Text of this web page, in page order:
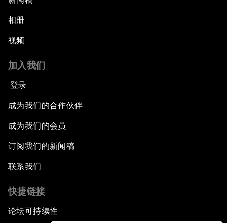
相册
视频
加入我们
登录
成为我们的合作伙伴
成为我们的会员
订阅我们的新闻稿
联系我们
快捷链接
论坛可持续性